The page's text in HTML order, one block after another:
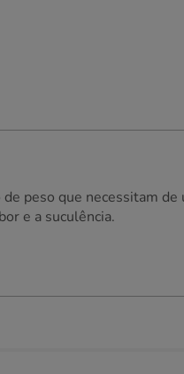
peso que necessitam
e a suculência.